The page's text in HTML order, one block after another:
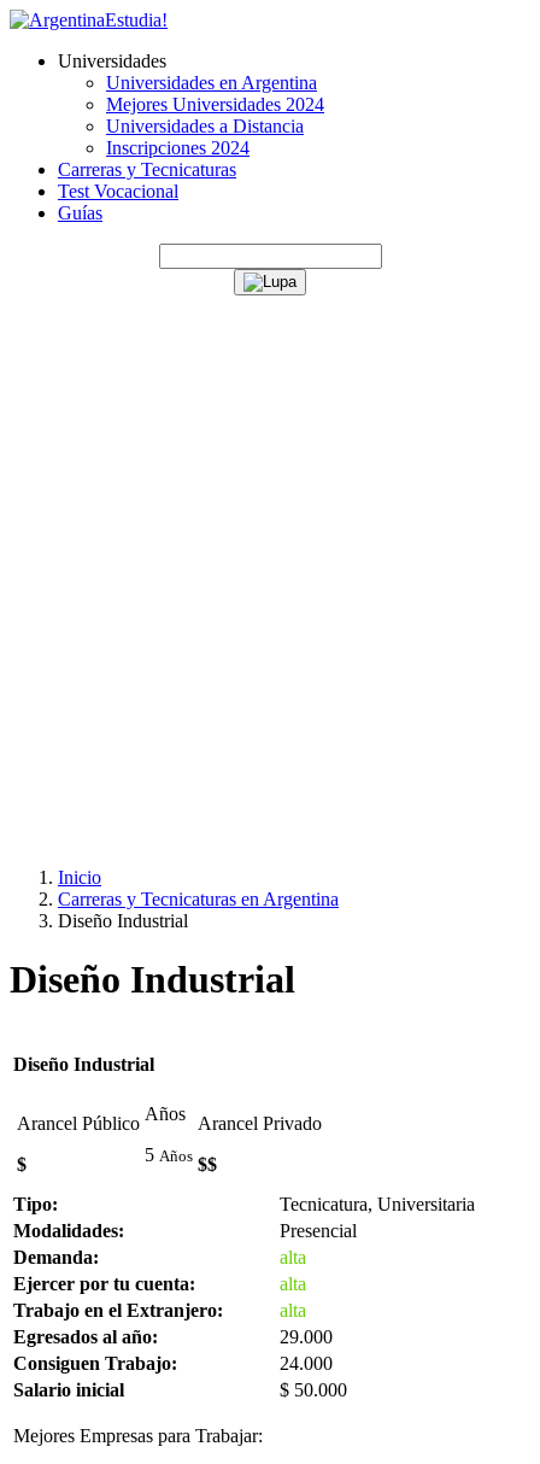
Universidades
Universidades en Argentina
Mejores Universidades 2024
Universidades a Distancia
Inscripciones 2024
Carreras y Tecnicaturas
Test Vocacional
Guías
Inicio
Carreras y Tecnicaturas en Argentina
Diseño Industrial
Diseño Industrial
Diseño Industrial
Arancel Público
$
Años
5 Años
Arancel Privado
$$
Tipo:
Tecnicatura, Universitaria
Modalidades:
Presencial
Demanda:
alta
Ejercer por tu cuenta:
alta
Trabajo en el Extranjero:
alta
Egresados al año:
29.000
Consiguen Trabajo:
24.000
Salario inicial
$ 50.000
Mejores Empresas para Trabajar: